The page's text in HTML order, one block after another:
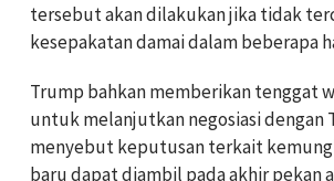
tersebut akan dilakukan jika tidak
kesepakatan damai dalam beberapa
Trump bahkan memberikan tenggat
untuk melanjutkan negosiasi dengan
menyebut keputusan terkait
baru dapat diambil pada akhir pekan